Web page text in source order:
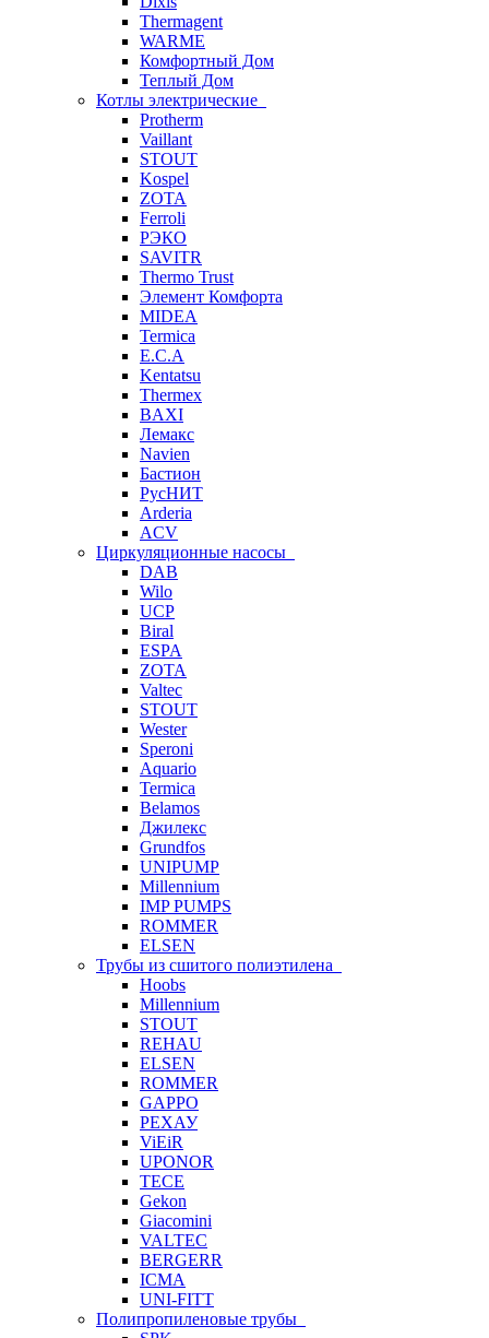
Thermagent
WARME
Комфортный Дом
Теплый Дом
Котлы электрические
Protherm
Vaillant
STOUT
Kospel
ZOTA
Ferroli
РЭКО
SAVITR
Thermo Trust
Элемент Комфорта
MIDEA
Termica
E.C.A
Kentatsu
Thermex
BAXI
Лемакс
Navien
Бастион
РусНИТ
Arderia
ACV
Циркуляционные насосы
DAB
Wilo
UCP
Biral
ESPA
ZOTA
Valtec
STOUT
Wester
Speroni
Aquario
Termica
Belamos
Джилекс
Grundfos
UNIPUMP
Millennium
IMP PUMPS
ROMMER
ELSEN
Трубы из сшитого полиэтилена
Hoobs
Millennium
STOUT
REHAU
ELSEN
ROMMER
GAPPO
РЕХАУ
ViEiR
UPONOR
TECE
Gekon
Giacomini
VALTEC
BERGERR
ICMA
UNI-FITT
Полипропиленовые трубы